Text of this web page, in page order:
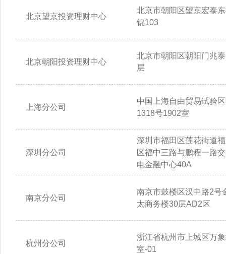
北京望京投资理财中心
北京市朝阳区望京宏泰
锦103
北京朝阳投资理财中心
北京市朝阳区朝阳门兆
层
上海分公司
中国上海自由贸易试验
1318号1902室
深圳分公司
深圳市福田区莲花街道
区福中三路与鹏程一路
电金融中心40A
南京分公司
南京市鼓楼区汉中路2号
太商务楼30层AD2区
杭州分公司
浙江省杭州市上城区万
室-01